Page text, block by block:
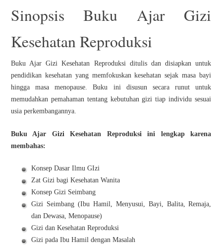
Sinopsis Buku Ajar Gizi
Kesehatan Reproduksi
Buku Ajar Gizi Kesehatan Reproduksi ditulis dan disiapkan untuk
pendidikan kesehatan yang memfokuskan kesehatan sejak masa bayi
hingga masa menopause. Buku ini disusun secara runut untuk
memudahkan pemahaman tentang kebutuhan gizi tiap individu sesuai
usia perkembangannya.
Buku Ajar Gizi Kesehatan Reproduksi ini lengkap karena
membahas:
Konsep Dasar Ilmu GIzi
Zat Gizi bagi Kesehatan Wanita
Konsep Gizi Seimbang
Gizi Seimbang (Ibu Hamil, Menyusui, Bayi, Balita, Remaja,
dan Dewasa, Menopause)
Gizi dan Kesehatan Reproduksi
Gizi pada Ibu Hamil dengan Masalah